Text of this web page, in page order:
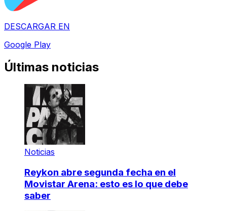
DESCARGAR EN
Google Play
Últimas noticias
Noticias
Reykon abre segunda fecha en el
Movistar Arena: esto es lo que debe
saber